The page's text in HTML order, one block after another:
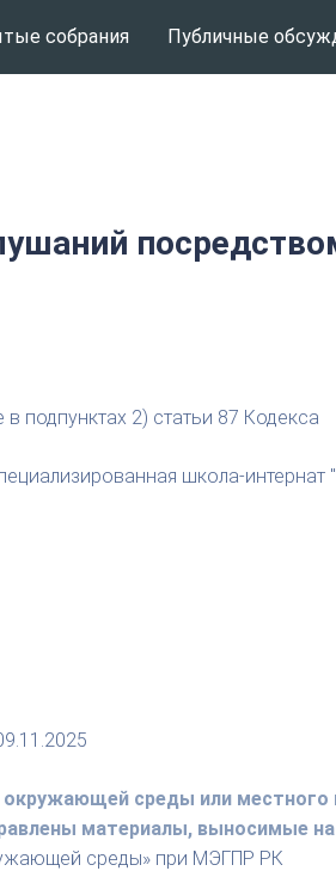
собрания Публичные
подпунктах 2) статьи 87 Кодекса
школа-интернат
среды или местного
материалы, выносимые
среды» при МЭГПР РК